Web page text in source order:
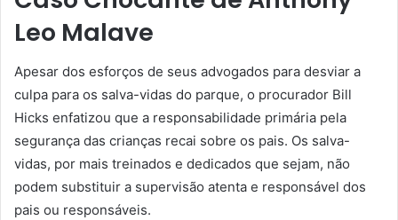
Leo Malave
Apesar dos esforços de seus advogados para desviar a
culpa para os salva-vidas do parque, o procurador Bill
Hicks enfatizou que a responsabilidade primária pela
segurança das crianças recai sobre os pais. Os salva-
vidas, por mais treinados e dedicados que sejam, não
podem substituir a supervisão atenta e responsável dos
pais ou responsáveis.